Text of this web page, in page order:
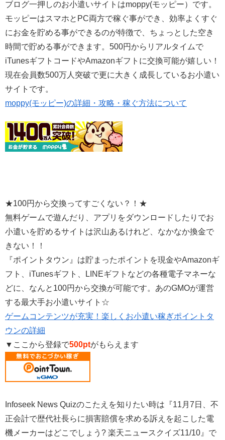
ブログ一押しのお小遣いサイトはmoppy(モッピー）です。
モッピーはスマホとPC両方で稼ぐ事ができ、効率よくすぐ
にお金を貯める事ができるのが特徴で、ちょっとした空き
時間で貯める事ができます。500円からリアルタイムで
iTunesギフトコードやAmazonギフトに交換可能が嬉しい！
現在会員数500万人突破で更に大きく成長しているお小遣い
サイトです。
moppy(モッピー)の詳細・攻略・稼ぐ方法について
★100円から交換ってすごくない？！★
無料ゲームで遊んだり、アプリをダウンロードしたりでお
小遣いを貯めるサイトは沢山あるけれど、なかなか換金で
きない！！
『ポイントタウン』は貯まったポイントを現金やAmazonギ
フト、iTunesギフト、LINEギフトなどの各種電子マネーな
どに、なんと100円から交換が可能です。あのGMOが運営
する最大手お小遣いサイト☆
ゲームコンテンツが充実！楽しくお小遣い稼ぎポイントタ
ウンの詳細
▼ここから登録で500ptがもらえます
Infoseek News Quizのこたえを知りたい時は『11月7日、不
正会計で歴代社長らに損害賠償を求める訴えを起こした電
機メーカーはどこでしょう? 楽天ニュースクイズ11/10』で